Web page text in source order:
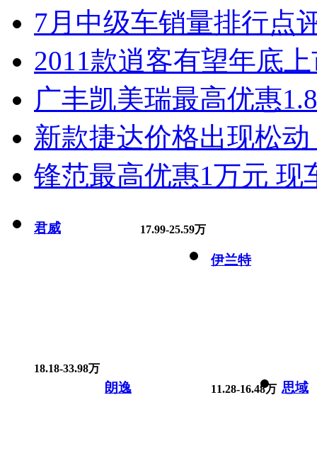
7月中级车销量排行点
2011款逍客有望年底
广丰凯美瑞最高优惠
新款捷达价格出现松
锋范最高优惠1万元 现
君威 17.99-25.59万
伊兰特
18.18-33.98万
朗逸 11.28-16.48万 思域